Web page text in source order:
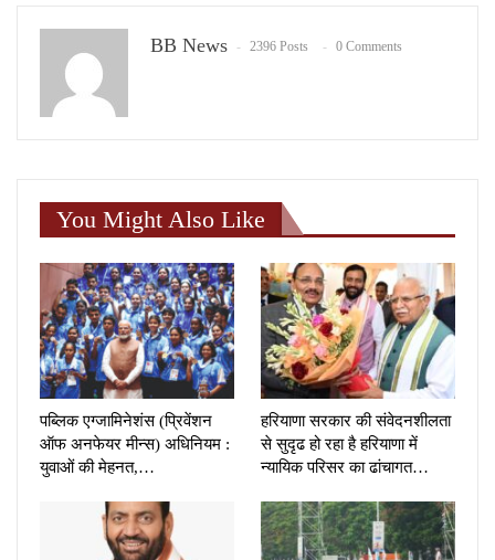
BB News 2396 Posts 0 Comments
You Might Also Like
पब्लिक एग्जामिनेशंस (प्रिवेंशन
ऑफ अनफेयर मीन्स) अधिनियम :
युवाओं की मेहनत,…
हरियाणा सरकार की संवेदनशीलता
से सुदृढ हो रहा है हरियाणा में
न्यायिक परिसर का ढांचागत…